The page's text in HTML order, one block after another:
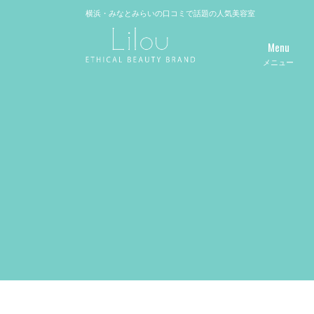
横浜・みなとみらいの口コミで話題の人気美容室
メニュー
Menu